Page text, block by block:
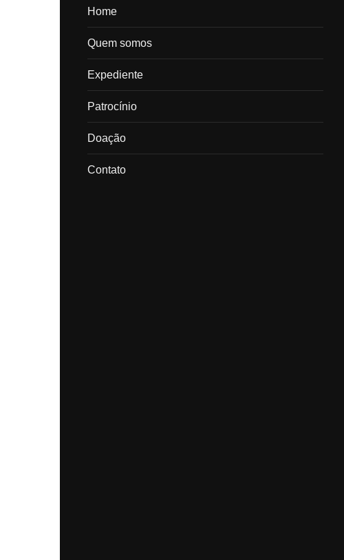
Home
Quem somos
Expediente
Patrocínio
Doação
Contato